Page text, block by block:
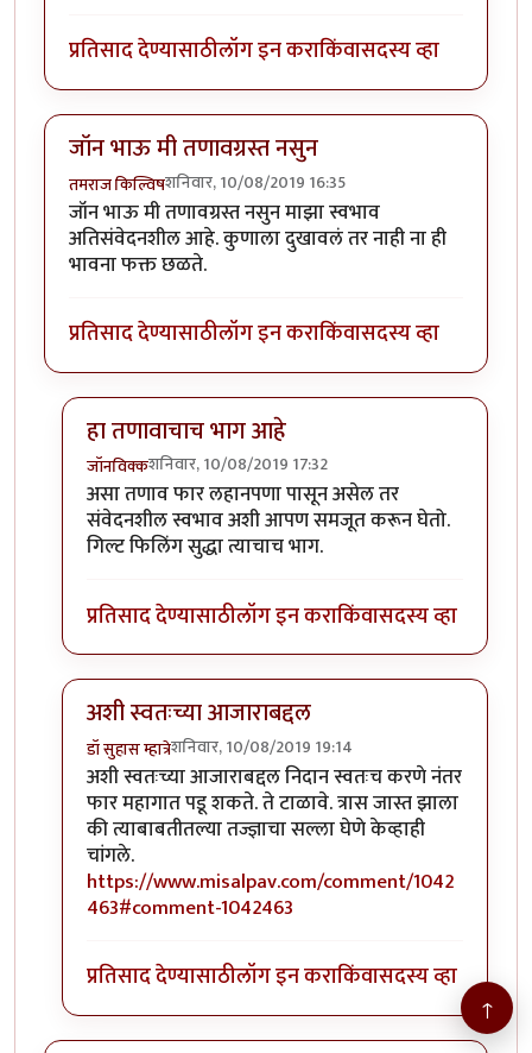
प्रतिसाद देण्यासाठीलॉग इन कराकिंवासदस्य व्हा
जॉन भाऊ मी तणावग्रस्त नसुन
तमराज किल्विषशनिवार, 10/08/2019 16:35
जॉन भाऊ मी तणावग्रस्त नसुन माझा स्वभाव
अतिसंवेदनशील आहे. कुणाला दुखावलं तर नाही ना ही
भावना फक्त छळते.
प्रतिसाद देण्यासाठीलॉग इन कराकिंवासदस्य व्हा
हा तणावाचाच भाग आहे
जॉनविक्कशनिवार, 10/08/2019 17:32
In reply toजॉन भाऊ मी तणावग्रस्त नसुनby
असा तणाव फार लहानपणा पासून असेल तर
संवेदनशील स्वभाव अशी आपण समजूत करून घेतो.
गिल्ट फिलिंग सुद्धा त्याचाच भाग.
प्रतिसाद देण्यासाठीलॉग इन कराकिंवासदस्य व्हा
अशी स्वतःच्या आजाराबद्दल
डॉ सुहास म्हात्रेशनिवार, 10/08/2019 19:14
In reply toजॉन भाऊ मी तणावग्रस्त नसुनbyतमराज
अशी स्वतःच्या आजाराबद्दल निदान स्वतःच करणे नंतर
फार महागात पडू शकते. ते टाळावे. त्रास जास्त झाला
की त्याबाबतीतल्या तज्ज्ञाचा सल्ला घेणे केव्हाही
चांगले.
https://www.misalpav.com/comment/1042
463#comment-1042463
प्रतिसाद देण्यासाठीलॉग इन कराकिंवासदस्य व्हा
↑